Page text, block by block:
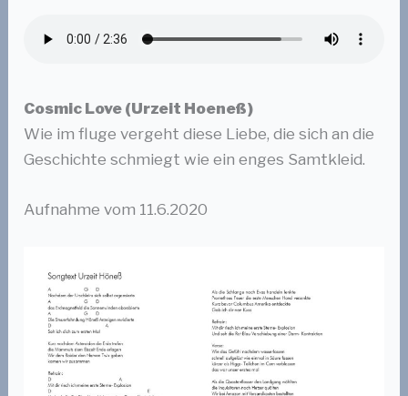
Cosmic Love (Urzeit Hoeneß)
Wie im fluge vergeht diese Liebe, die sich an die
Geschichte schmiegt wie ein enges Samtkleid.
Aufnahme vom 11.6.2020